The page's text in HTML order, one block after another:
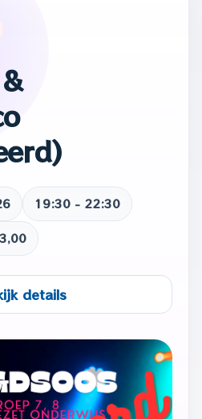
19:30 - 22:30
details